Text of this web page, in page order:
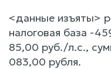
<данные изъяты>
налоговая база -
85,00 руб./л.с.,
083,00 рубля.